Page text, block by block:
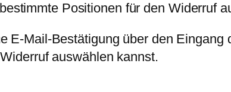
Positionen für den Widerruf
E-Mail-Bestätigung über den
auswählen kannst.